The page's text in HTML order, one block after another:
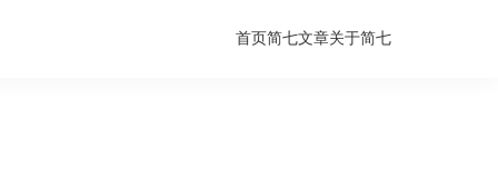
首页简七文章关于简七